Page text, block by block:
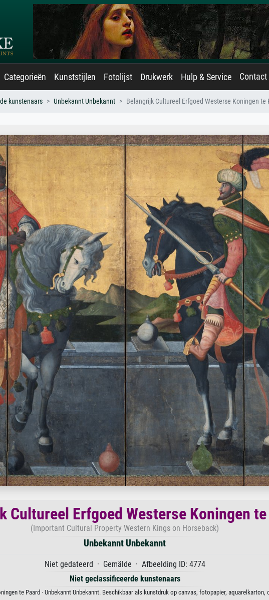
Categorieën Kunststijlen Fotolijst Drukwerk Hulp & Service Contact
kunstenaars Unbekannt Unbekannt Belangrijk Cultureel Erfgoed Westerse Koningen te
Cultureel Erfgoed Westerse Koningen
(Important Cultural Property Western Kings on Horseback)
Unbekannt Unbekannt
Niet gedateerd · Gemälde · Afbeelding ID: 4774
Niet geclassificeerde kunstenaars
te Paard · Unbekannt Unbekannt. Beschikbaar als kunstdruk op canvas, fotopapier,